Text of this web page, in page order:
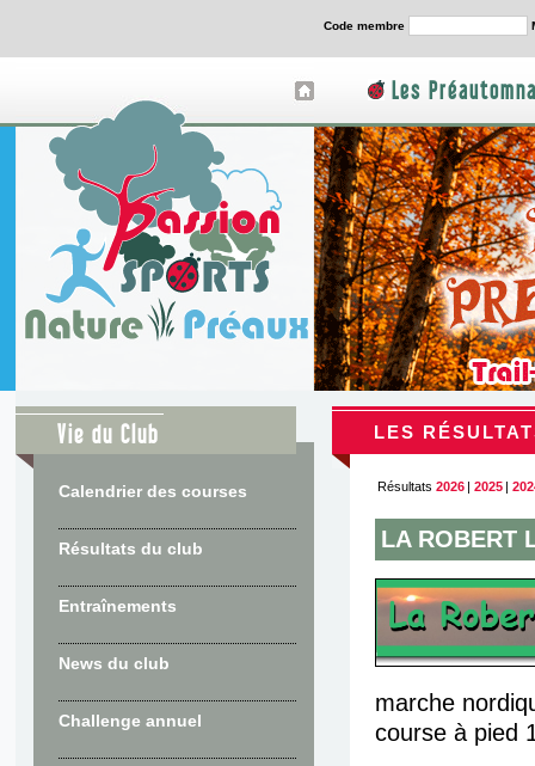
Code membre
Les
Vie du Club
Calendrier des courses
Résultats du club
Entraînements
News du club
Challenge annuel
LES
Résultats 2026 | 2025 |
LA ROBERT
marche
course à pied